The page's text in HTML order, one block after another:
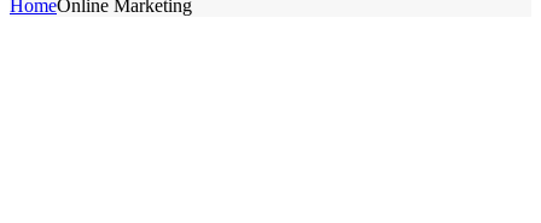
HomeOnline Marketing